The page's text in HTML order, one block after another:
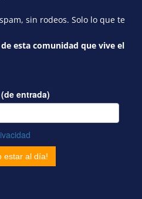
sin rodeos. Solo lo que te
esta comunidad que vive el